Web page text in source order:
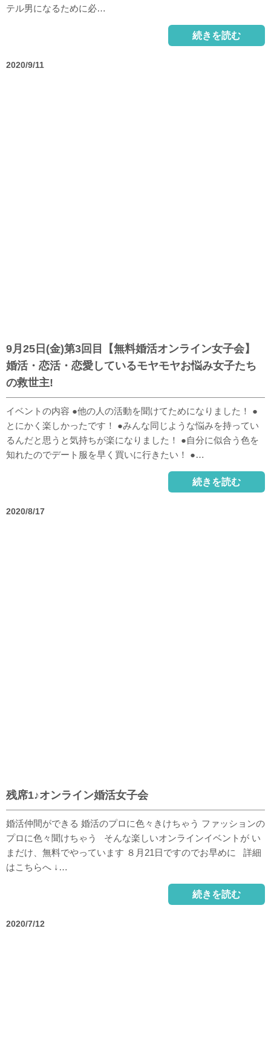
テル男になるために必…
続きを読む
2020/9/11
9月25日(金)第3回目【無料婚活オンライン女子会】
婚活・恋活・恋愛しているモヤモヤお悩み女子たち
の救世主!
イベントの内容 ●他の人の活動を聞けてためになりました！ ●
とにかく楽しかったです！ ●みんな同じような悩みを持ってい
るんだと思うと気持ちが楽になりました！ ●自分に似合う色を
知れたのでデート服を早く買いに行きたい！ ●…
続きを読む
2020/8/17
残席1♪オンライン婚活女子会
婚活仲間ができる 婚活のプロに色々きけちゃう ファッションの
プロに色々聞けちゃう そんな楽しいオンラインイベントが い
まだけ、無料でやっています ８月21日ですのでお早めに 詳細
はこちらへ ↓…
続きを読む
2020/7/12